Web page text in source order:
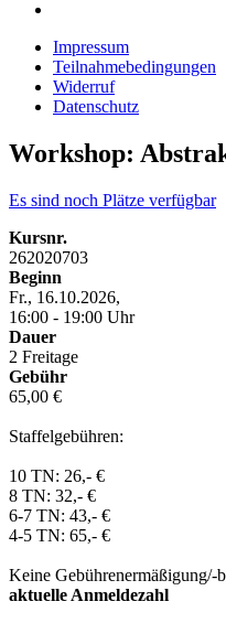
Impressum
Teilnahmebedingungen
Widerruf
Datenschutz
Workshop:
Es sind noch Plätze verfügbar
Kursnr.
262020703
Beginn
Fr., 16.10.2026,
16:00 - 19:00 Uhr
Dauer
2 Freitage
Gebühr
65,00 €
Staffelgebühren:
10 TN: 26,- €
8 TN: 32,- €
6-7 TN: 43,- €
4-5 TN: 65,- €
Keine Gebührenermäßigung/-
aktuelle Anmeldezahl